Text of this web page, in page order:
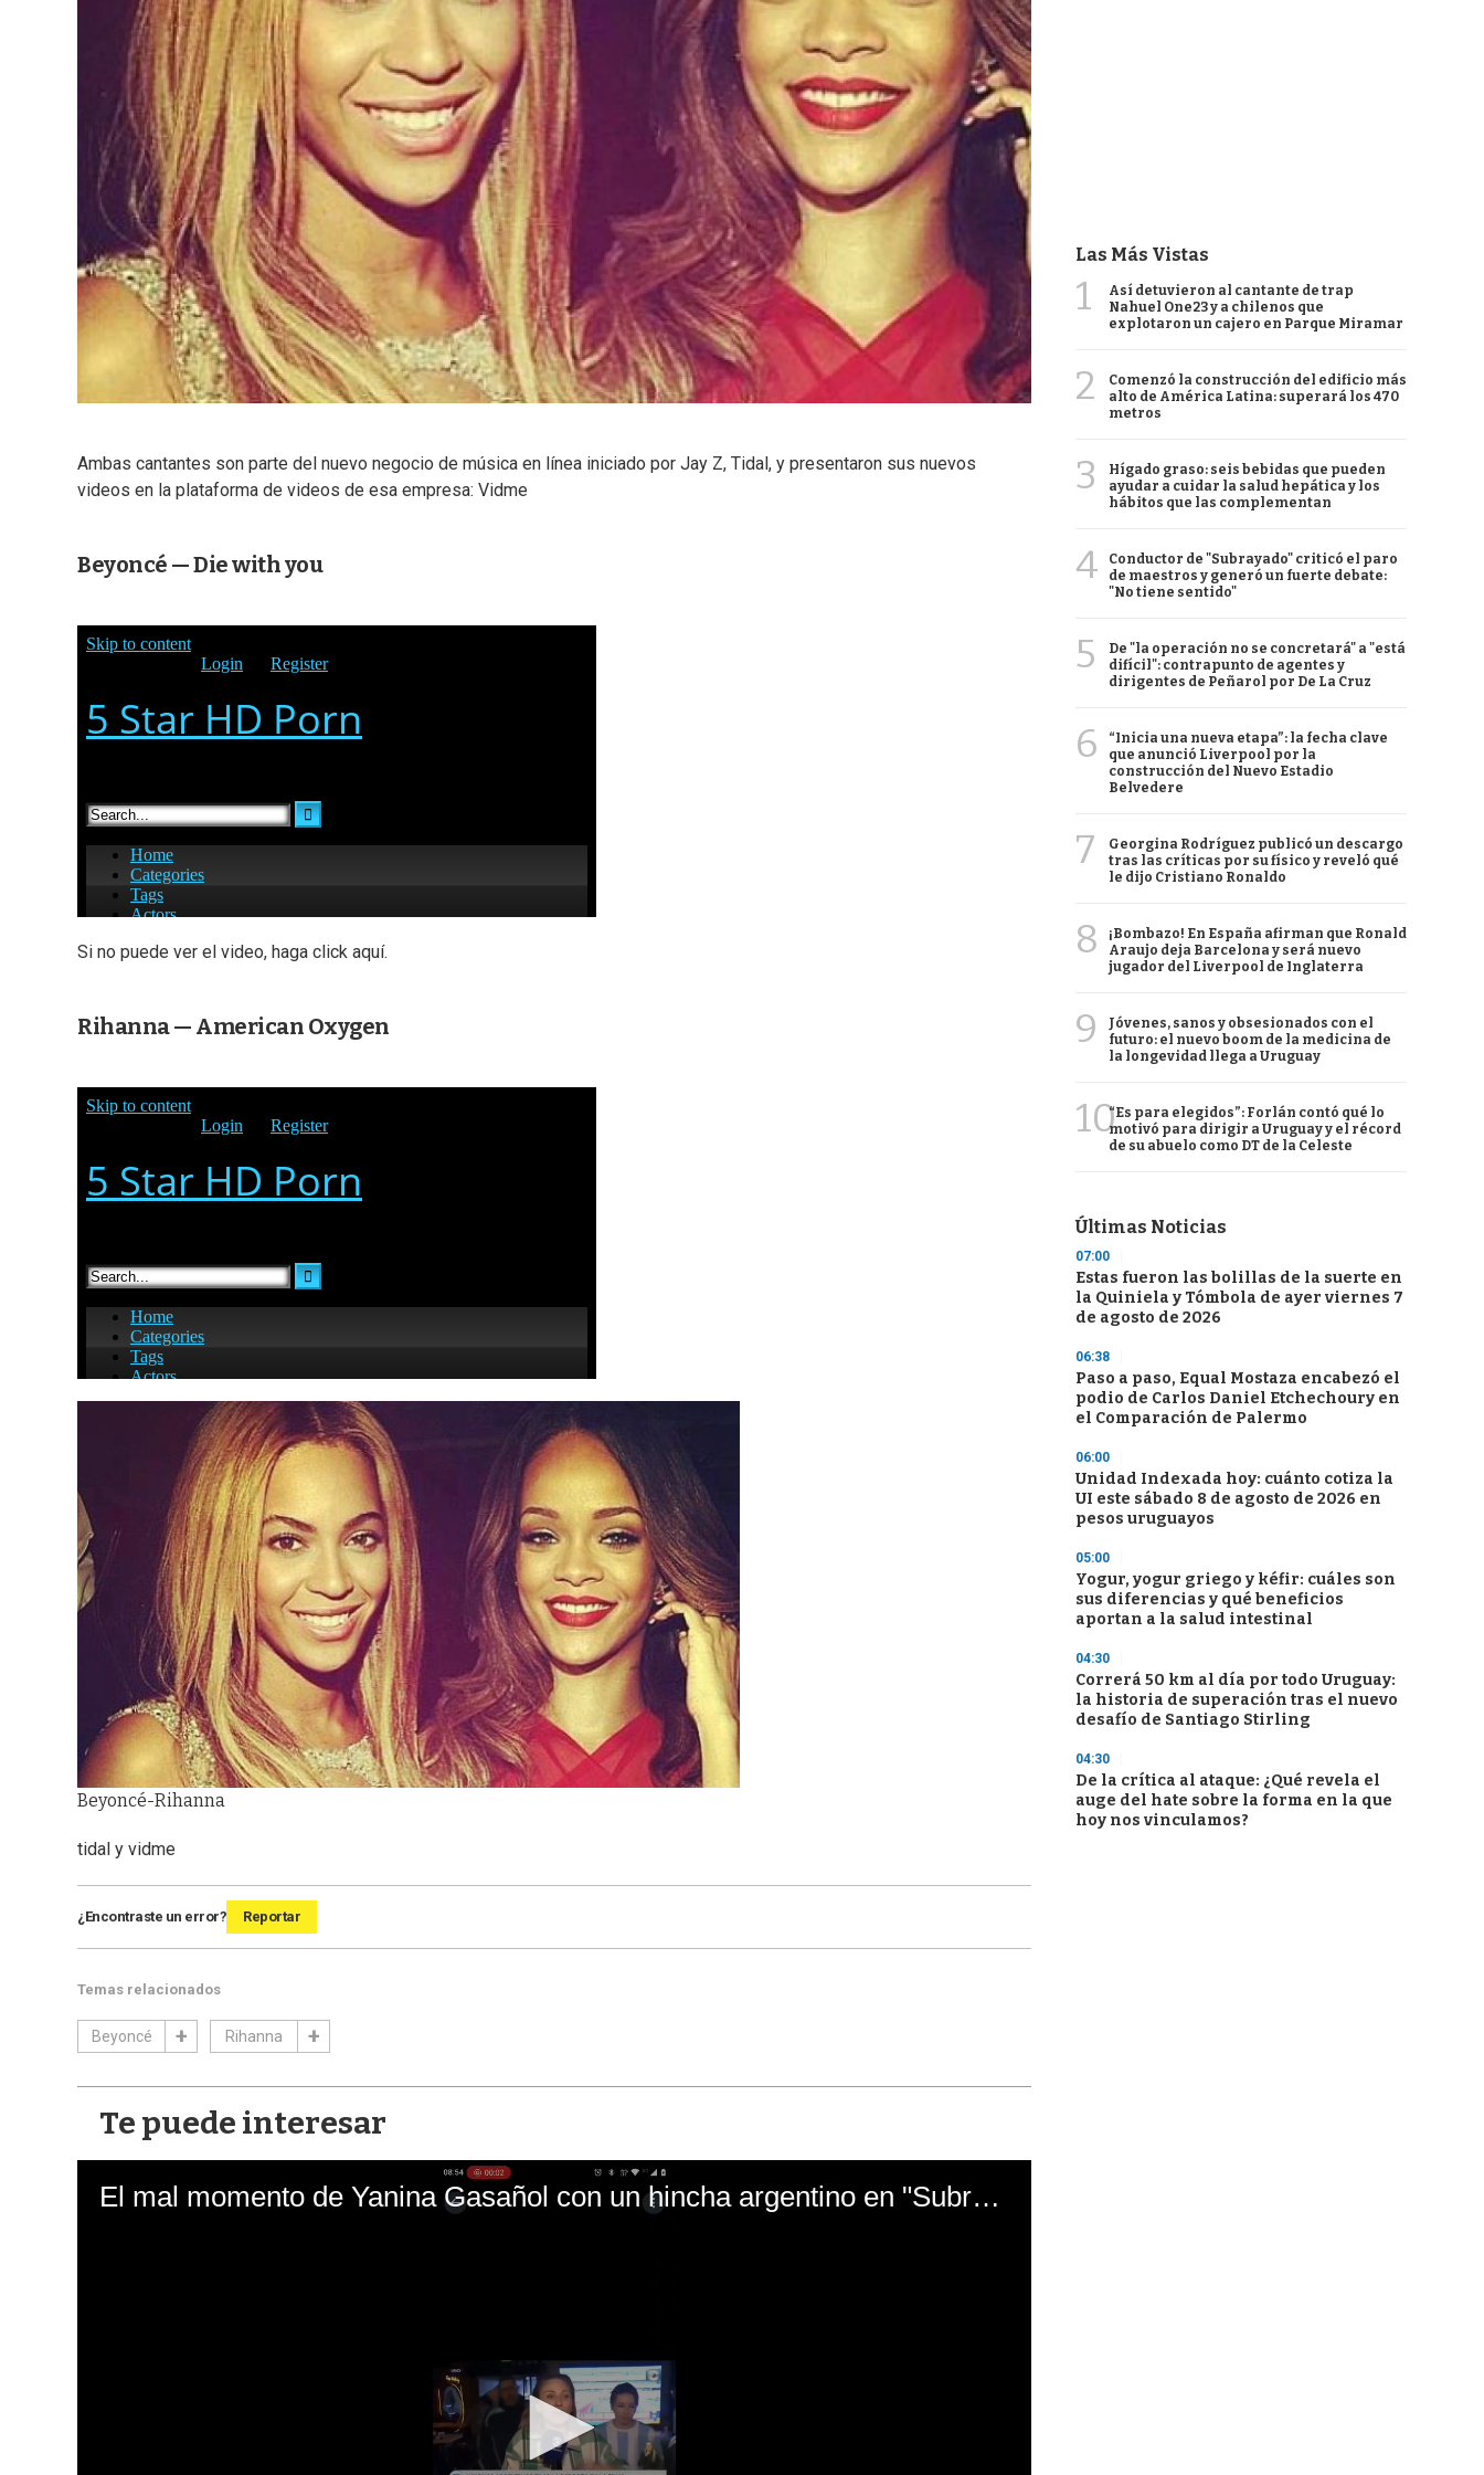
Ambas cantantes son parte del nuevo negocio de música en línea iniciado por Jay Z, Tidal, y presentaron sus nuevos
videos en la plataforma de videos de esa empresa: Vidme
Beyoncé — Die with you
Si no puede ver el video, haga click aquí.
Rihanna — American Oxygen
Beyoncé-Rihanna
tidal y vidme
¿Encontraste un error? Reportar
Temas relacionados
Beyoncé Rihanna
Te puede interesar
El mal momento de Yanina Gasañol con un hincha argentino en "Subrayado"
Las Más Vistas
1
Así detuvieron al cantante de trap
Nahuel One23 y a chilenos que
explotaron un cajero en Parque Miramar
2
Comenzó la construcción del edificio más
alto de América Latina: superará los 470
metros
3
Hígado graso: seis bebidas que pueden
ayudar a cuidar la salud hepática y los
hábitos que las complementan
4
Conductor de "Subrayado" criticó el paro
de maestros y generó un fuerte debate:
"No tiene sentido"
5
De "la operación no se concretará" a "está
difícil": contrapunto de agentes y
dirigentes de Peñarol por De La Cruz
6
“Inicia una nueva etapa”: la fecha clave
que anunció Liverpool por la
construcción del Nuevo Estadio
Belvedere
7
Georgina Rodríguez publicó un descargo
tras las críticas por su físico y reveló qué
le dijo Cristiano Ronaldo
8
¡Bombazo! En España afirman que Ronald
Araujo deja Barcelona y será nuevo
jugador del Liverpool de Inglaterra
9
Jóvenes, sanos y obsesionados con el
futuro: el nuevo boom de la medicina de
la longevidad llega a Uruguay
10“Es para elegidos”: Forlán contó qué lo
motivó para dirigir a Uruguay y el récord
de su abuelo como DT de la Celeste
Últimas Noticias
07:00
Estas fueron las bolillas de la suerte en
la Quiniela y Tómbola de ayer viernes 7
de agosto de 2026
06:38
Paso a paso, Equal Mostaza encabezó el
podio de Carlos Daniel Etchechoury en
el Comparación de Palermo
06:00
Unidad Indexada hoy: cuánto cotiza la
UI este sábado 8 de agosto de 2026 en
pesos uruguayos
05:00
Yogur, yogur griego y kéfir: cuáles son
sus diferencias y qué beneficios
aportan a la salud intestinal
04:30
Correrá 50 km al día por todo Uruguay:
la historia de superación tras el nuevo
desafío de Santiago Stirling
04:30
De la crítica al ataque: ¿Qué revela el
auge del hate sobre la forma en la que
hoy nos vinculamos?